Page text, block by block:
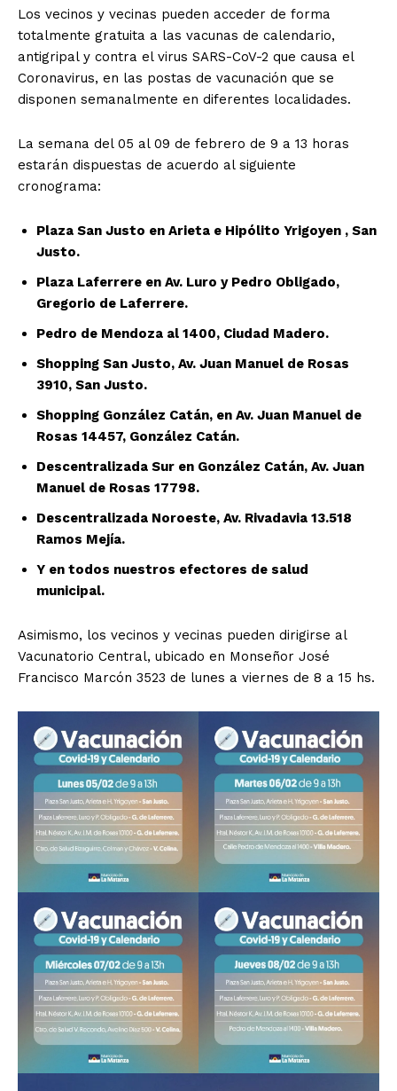
Los vecinos y vecinas pueden acceder de forma
totalmente gratuita a las vacunas de calendario,
antigripal y contra el virus SARS-CoV-2 que causa el
Coronavirus, en las postas de vacunación que se
disponen semanalmente en diferentes localidades.
La semana del 05 al 09 de febrero de 9 a 13 horas
estarán dispuestas de acuerdo al siguiente
cronograma:
Plaza San Justo en Arieta e Hipólito Yrigoyen , San
Justo.
Plaza Laferrere en Av. Luro y Pedro Obligado,
Gregorio de Laferrere.
Pedro de Mendoza al 1400, Ciudad Madero.
Shopping San Justo, Av. Juan Manuel de Rosas
3910, San Justo.
Shopping González Catán, en Av. Juan Manuel de
Rosas 14457, González Catán.
Descentralizada Sur en González Catán, Av. Juan
Manuel de Rosas 17798.
Descentralizada Noroeste, Av. Rivadavia 13.518
Ramos Mejía.
Y en todos nuestros efectores de salud
municipal.
Asimismo, los vecinos y vecinas pueden dirigirse al
Vacunatorio Central, ubicado en Monseñor José
Francisco Marcón 3523 de lunes a viernes de 8 a 15 hs.